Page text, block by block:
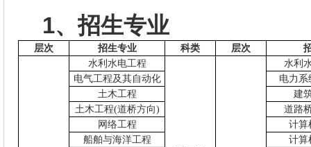
1、招生专业
层次 招生专业 科类 层次
水利水电工程
水利
电气工程及其自动化
电力系
土木工程
建
土木工程(道桥方向)
道路
网络工程
计算
船舶与海洋工程
计算